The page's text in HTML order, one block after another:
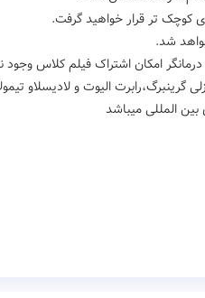
امکان اشتراک فیلم کلاس وجود